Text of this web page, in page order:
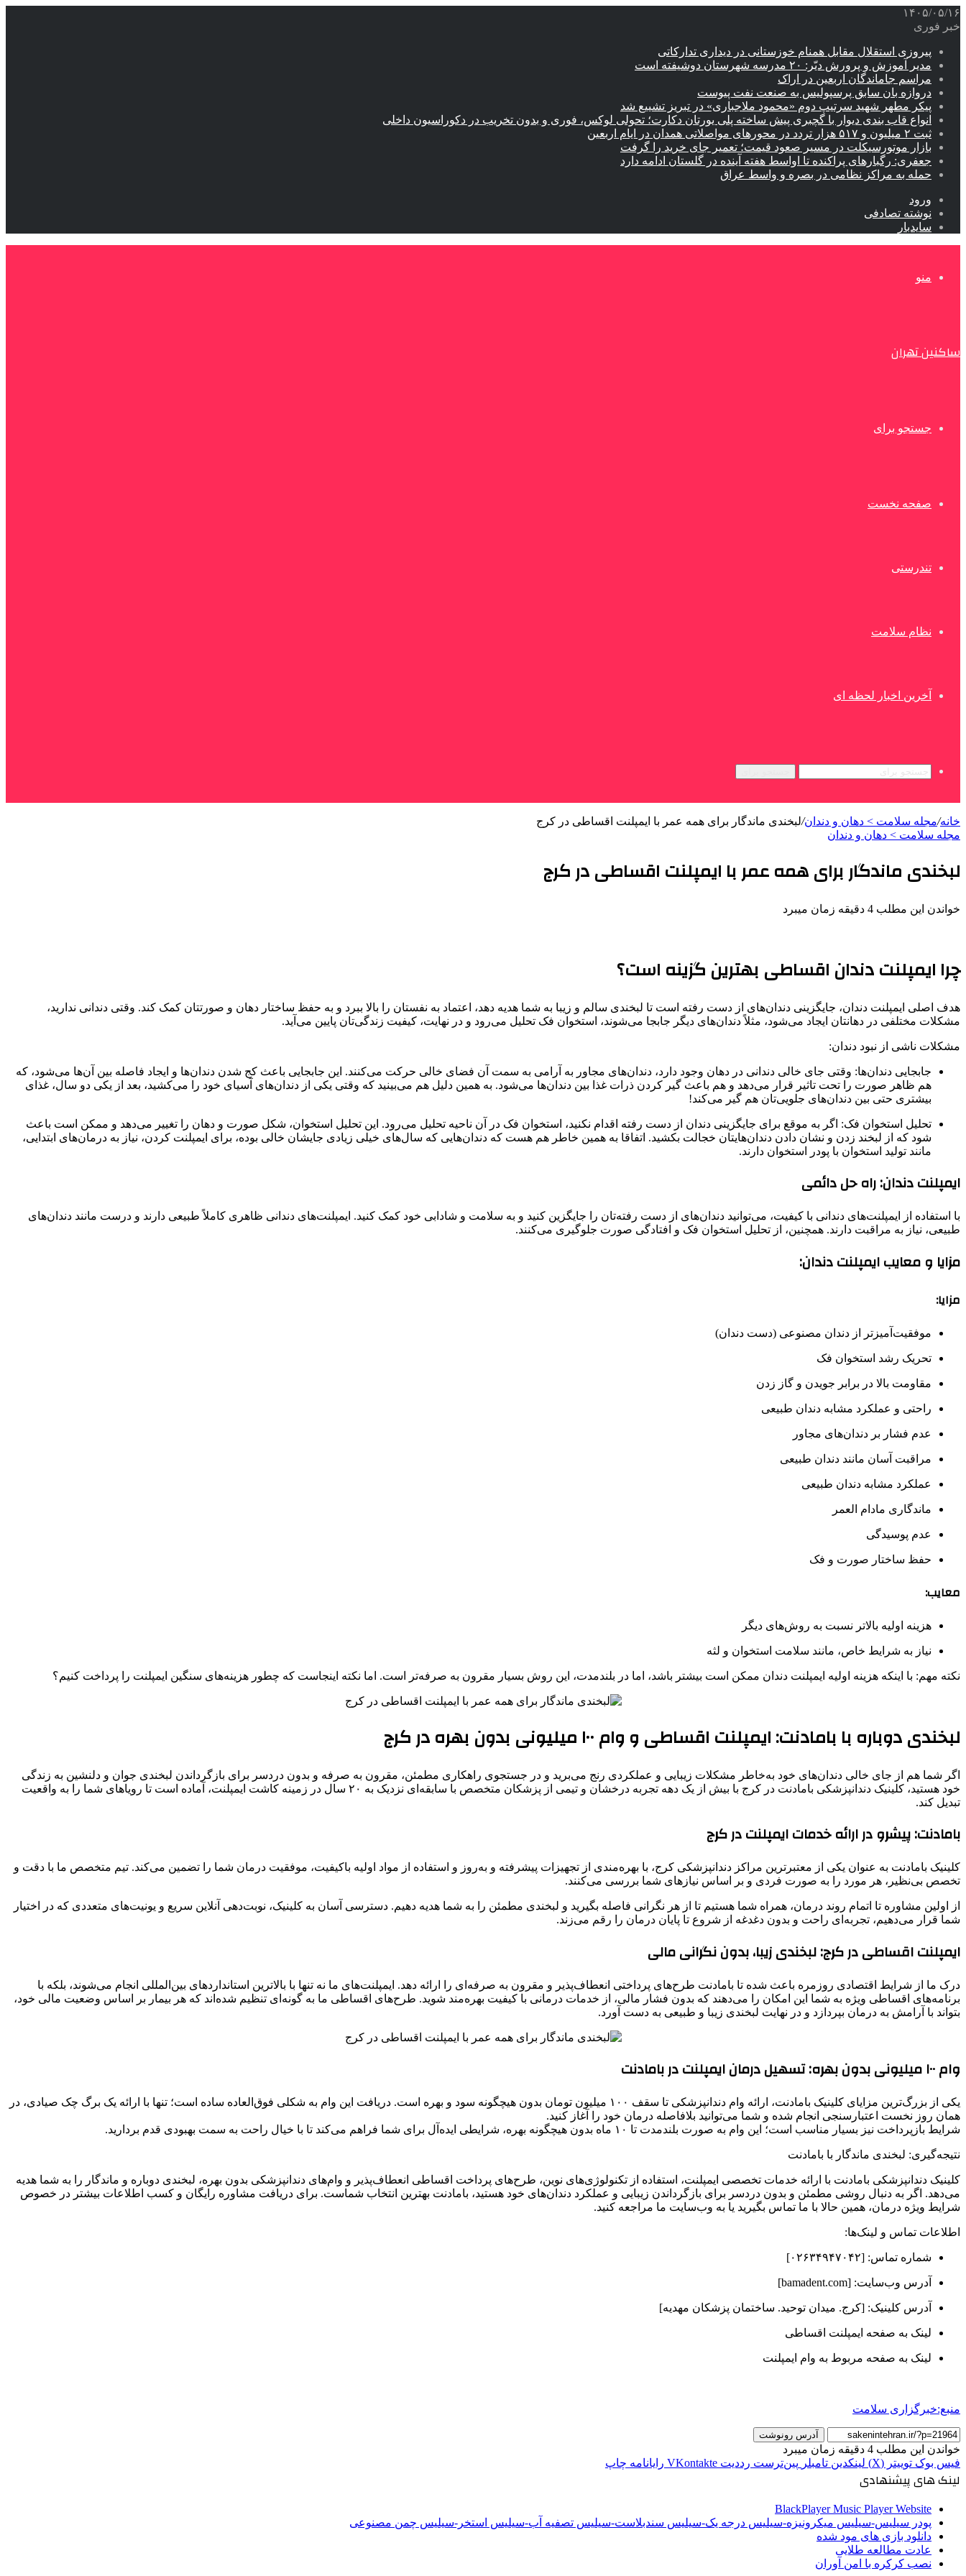
۱۴۰۵/۰۵/۱۶
خبر فوری
پیروزی استقلال مقابل همنام خوزستانی در دیداری تدارکاتی
مدیر آموزش و پرورش دیّر: ۲۰ مدرسه شهرستان دوشیفته است
مراسم جاماندگان اربعین در اراک
دروازه بان سابق پرسپولیس به صنعت نفت پیوست
پیکر مطهر شهید سرتیپ دوم «محمود ملاجباری» در تبریز تشییع شد
انواع قاب بندی دیوار با گچبری پیش ساخته پلی یورتان دکارت؛ تحولی لوکس، فوری و بدون تخریب در دکوراسیون داخلی
ثبت ۲ میلیون و ۵۱۷ هزار تردد در محورهای مواصلاتی همدان در ایام اربعین
بازار موتورسیکلت در مسیر صعود قیمت؛ تعمیر جای خرید را گرفت
جعفری: رگبارهای پراکنده تا اواسط هفته آینده در گلستان ادامه دارد
حمله به مراکز نظامی در بصره و واسط عراق
ورود
نوشته تصادفی
سایدبار
منو
ساکنین تهران
جستجو برای
صفحه نخست
تندرستی
نظام سلامت
آخرین اخبار لحظه ای
خانه/مجله سلامت > دهان و دندان/لبخندی ماندگار برای همه عمر با ایمپلنت اقساطی در کرج
مجله سلامت > دهان و دندان
لبخندی ماندگار برای همه عمر با ایمپلنت اقساطی در کرج
خواندن این مطلب 4 دقیقه زمان میبرد
چرا ایمپلنت دندان اقساطی بهترین گزینه است؟
هدف اصلی ایمپلنت دندان، جایگزینی دندان‌های از دست رفته است تا لبخندی سالم و زیبا به شما هدیه دهد، اعتماد به نفستان را بالا ببرد و به حفظ ساختار دهان و صورتتان کمک کند. وقتی دندانی ندارید،
مشکلات مختلفی در دهانتان ایجاد می‌شود، مثلاً دندان‌های دیگر جابجا می‌شوند، استخوان فک تحلیل می‌رود و در نهایت، کیفیت زندگی‌تان پایین می‌آید.
مشکلات ناشی از نبود دندان:
جابجایی دندان‌ها: وقتی جای خالی دندانی در دهان وجود دارد، دندان‌های مجاور به آرامی به سمت آن فضای خالی حرکت می‌کنند. این جابجایی باعث کج شدن دندان‌ها و ایجاد فاصله بین آن‌ها می‌شود، که
هم ظاهر صورت را تحت تاثیر قرار می‌دهد و هم باعث گیر کردن ذرات غذا بین دندان‌ها می‌شود. به همین دلیل هم می‌بینید که وقتی یکی از دندان‌های آسیای خود را می‌کشید، بعد از یکی دو سال، غذای
بیشتری حتی بین دندان‌های جلویی‌تان هم گیر می‌کند!
تحلیل استخوان فک: اگر به موقع برای جایگزینی دندان از دست رفته اقدام نکنید، استخوان فک در آن ناحیه تحلیل می‌رود. این تحلیل استخوان، شکل صورت و دهان را تغییر می‌دهد و ممکن است باعث
شود که از لبخند زدن و نشان دادن دندان‌هایتان خجالت بکشید. اتفاقا به همین خاطر هم هست که دندان‌هایی که سال‌های خیلی زیادی جایشان خالی بوده، برای ایمپلنت کردن، نیاز به درمان‌های ابتدایی،
مانند تولید استخوان با پودر استخوان دارند.
ایمپلنت دندان: راه حل دائمی
با استفاده از ایمپلنت‌های دندانی با کیفیت، می‌توانید دندان‌های از دست رفته‌تان را جایگزین کنید و به سلامت و شادابی خود کمک کنید. ایمپلنت‌های دندانی ظاهری کاملاً طبیعی دارند و درست مانند دندان‌های
طبیعی، نیاز به مراقبت دارند. همچنین، از تحلیل استخوان فک و افتادگی صورت جلوگیری می‌کنند.
مزایا و معایب ایمپلنت دندان:
مزایا:
موفقیت‌آمیزتر از دندان مصنوعی (دست دندان)
تحریک رشد استخوان فک
مقاومت بالا در برابر جویدن و گاز زدن
راحتی و عملکرد مشابه دندان طبیعی
عدم فشار بر دندان‌های مجاور
مراقبت آسان مانند دندان طبیعی
عملکرد مشابه دندان طبیعی
ماندگاری مادام العمر
عدم پوسیدگی
حفظ ساختار صورت و فک
معایب:
هزینه اولیه بالاتر نسبت به روش‌های دیگر
نیاز به شرایط خاص، مانند سلامت استخوان و لثه
نکته مهم: با اینکه هزینه اولیه ایمپلنت دندان ممکن است بیشتر باشد، اما در بلندمدت، این روش بسیار مقرون به صرفه‌تر است. اما نکته اینجاست که چطور هزینه‌های سنگین ایمپلنت را پرداخت کنیم؟
لبخندی دوباره با بامادنت: ایمپلنت اقساطی و وام ۱۰۰ میلیونی بدون بهره در کرج
اگر شما هم از جای خالی دندان‌های خود به‌خاطر مشکلات زیبایی و عملکردی رنج می‌برید و در جستجوی راهکاری مطمئن، مقرون به صرفه و بدون دردسر برای بازگرداندن لبخندی جوان و دلنشین به زندگی
خود هستید، کلینیک دندانپزشکی بامادنت در کرج با بیش از یک دهه تجربه درخشان و تیمی از پزشکان متخصص با سابقه‌ای نزدیک به ۲۰ سال در زمینه کاشت ایمپلنت، آماده است تا رویاهای شما را به واقعیت
تبدیل کند.
بامادنت: پیشرو در ارائه خدمات ایمپلنت در کرج
کلینیک بامادنت به عنوان یکی از معتبرترین مراکز دندانپزشکی کرج، با بهره‌مندی از تجهیزات پیشرفته و به‌روز و استفاده از مواد اولیه باکیفیت، موفقیت درمان شما را تضمین می‌کند. تیم متخصص ما با دقت و
تخصص بی‌نظیر، هر مورد را به صورت فردی و بر اساس نیازهای شما بررسی می‌کنند.
از اولین مشاوره تا اتمام روند درمان، همراه شما هستیم تا از هر نگرانی فاصله بگیرید و لبخندی مطمئن را به شما هدیه دهیم. دسترسی آسان به کلینیک، نوبت‌دهی آنلاین سریع و یونیت‌های متعددی که در اختیار
شما قرار می‌دهیم، تجربه‌ای راحت و بدون دغدغه از شروع تا پایان درمان را رقم می‌زند.
ایمپلنت اقساطی در کرج: لبخندی زیبا، بدون نگرانی مالی
درک ما از شرایط اقتصادی روزمره باعث شده تا بامادنت طرح‌های پرداختی انعطاف‌پذیر و مقرون به صرفه‌ای را ارائه دهد. ایمپلنت‌های ما نه تنها با بالاترین استانداردهای بین‌المللی انجام می‌شوند، بلکه با
برنامه‌های اقساطی ویژه به شما این امکان را می‌دهند که بدون فشار مالی، از خدمات درمانی با کیفیت بهره‌مند شوید. طرح‌های اقساطی ما به گونه‌ای تنظیم شده‌اند که هر بیمار بر اساس وضعیت مالی خود،
بتواند با آرامش به درمان بپردازد و در نهایت لبخندی زیبا و طبیعی به دست آورد.
وام ۱۰۰ میلیونی بدون بهره: تسهیل درمان ایمپلنت در بامادنت
یکی از بزرگ‌ترین مزایای کلینیک بامادنت، ارائه وام دندانپزشکی تا سقف ۱۰۰ میلیون تومان بدون هیچگونه سود و بهره است. دریافت این وام به شکلی فوق‌العاده ساده است؛ تنها با ارائه یک برگ چک صیادی، در
همان روز نخست اعتبارسنجی انجام شده و شما می‌توانید بلافاصله درمان خود را آغاز کنید.
شرایط بازپرداخت نیز بسیار مناسب است؛ این وام به صورت بلندمدت تا ۱۰ ماه بدون هیچگونه بهره، شرایطی ایده‌آل برای شما فراهم می‌کند تا با خیال راحت به سمت بهبودی قدم بردارید.
نتیجه‌گیری: لبخندی ماندگار با بامادنت
کلینیک دندانپزشکی بامادنت با ارائه خدمات تخصصی ایمپلنت، استفاده از تکنولوژی‌های نوین، طرح‌های پرداخت اقساطی انعطاف‌پذیر و وام‌های دندانپزشکی بدون بهره، لبخندی دوباره و ماندگار را به شما هدیه
می‌دهد. اگر به دنبال روشی مطمئن و بدون دردسر برای بازگرداندن زیبایی و عملکرد دندان‌های خود هستید، بامادنت بهترین انتخاب شماست. برای دریافت مشاوره رایگان و کسب اطلاعات بیشتر در خصوص
شرایط ویژه درمان، همین حالا با ما تماس بگیرید یا به وب‌سایت ما مراجعه کنید.
اطلاعات تماس و لینک‌ها:
شماره تماس: [۰۲۶۳۴۹۴۷۰۴۲]
آدرس وب‌سایت: [bamadent.com]
آدرس کلینیک: [کرج. میدان توحید. ساختمان پزشکان مهدیه]
لینک به صفحه ایمپلنت اقساطی
لینک به صفحه مربوط به وام ایمپلنت
منبع:خبرگزاری سلامت
آدرس رونوشت
خواندن این مطلب 4 دقیقه زمان میبرد
فیس بوک توییتر (X) لینکدین ‫تامبلر ‫پین‌ترست ‫رددیت ‫VKontakte رایانامه چاپ
لینک های پیشنهادی
BlackPlayer Music Player Website
پودر سیلیس-سیلیس میکرونیزه-سیلیس درجه یک-سیلیس سندبلاست-سیلیس تصفیه آب-سیلیس استخر-سیلیس چمن مصنوعی
دانلود بازی های مود شده
عادت مطالعه طلایی
نصب کرکره با امن آوران